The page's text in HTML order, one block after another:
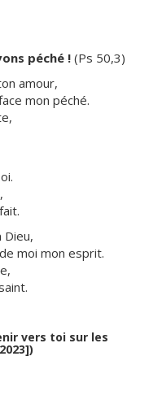
péché ! (Ps 50,3)
amour,
mon péché.
Dieu,
moi mon esprit.
vers toi sur les